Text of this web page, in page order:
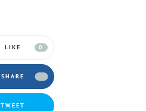
LIKE 0
SHARE
TWEET